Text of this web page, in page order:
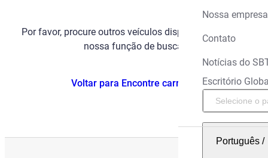
Nossa empresa
Contato
Notícias do
Escritório
Português/
Por favor, procure outros veículos disponíveis usando
nossa função de busca.
Voltar para Encontre carros